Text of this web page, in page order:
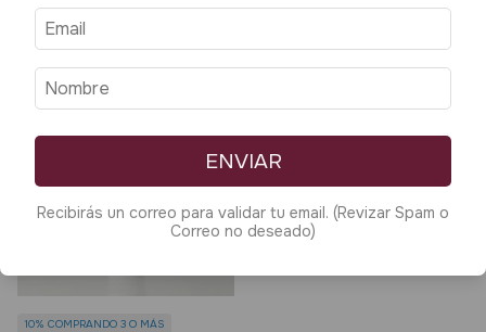
Ordenar por:
10% COMPRANDO 3 O MÁS
ENVIAR
Recibirás un correo para validar tu email. (Revizar Spam o
Correo no deseado)